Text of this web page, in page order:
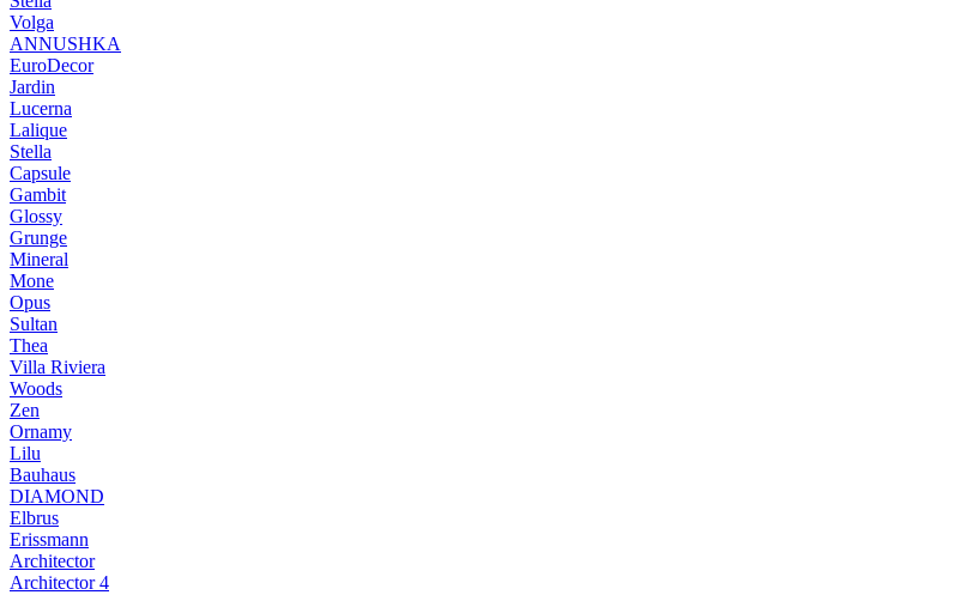
Volga
ANNUSHKA
EuroDecor
Jardin
Lucerna
Lalique
Stella
Capsule
Gambit
Glossy
Grunge
Mineral
Mone
Opus
Sultan
Thea
Villa Riviera
Woods
Zen
Ornamy
Lilu
Bauhaus
DIAMOND
Elbrus
Erissmann
Architector
Architector 4